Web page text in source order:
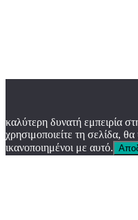
καλύτερη δυνατή εμπειρία
χρησιμοποιείτε τη σελίδα,
ικανοποιημένοι με αυτό.